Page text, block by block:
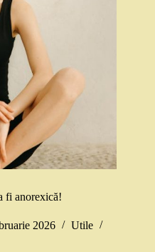
fi anorexică!
2026
Utile